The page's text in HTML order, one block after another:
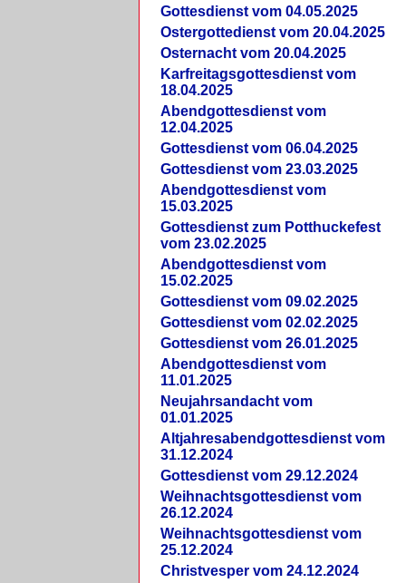
Gottesdienst vom 04.05.2025
Ostergottedienst vom 20.04.2025
Osternacht vom 20.04.2025
Karfreitagsgottesdienst vom
18.04.2025
Abendgottesdienst vom
12.04.2025
Gottesdienst vom 06.04.2025
Gottesdienst vom 23.03.2025
Abendgottesdienst vom
15.03.2025
Gottesdienst zum Potthuckefest
vom 23.02.2025
Abendgottesdienst vom
15.02.2025
Gottesdienst vom 09.02.2025
Gottesdienst vom 02.02.2025
Gottesdienst vom 26.01.2025
Abendgottesdienst vom
11.01.2025
Neujahrsandacht vom
01.01.2025
Altjahresabendgottesdienst vom
31.12.2024
Gottesdienst vom 29.12.2024
Weihnachtsgottesdienst vom
26.12.2024
Weihnachtsgottesdienst vom
25.12.2024
Christvesper vom 24.12.2024